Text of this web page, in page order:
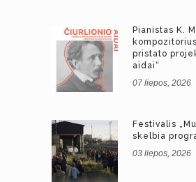
Pianistas K.
kompozitorius
pristato
aidai“
07 liepos, 2026
Festivalis
skelbia
03 liepos, 2026